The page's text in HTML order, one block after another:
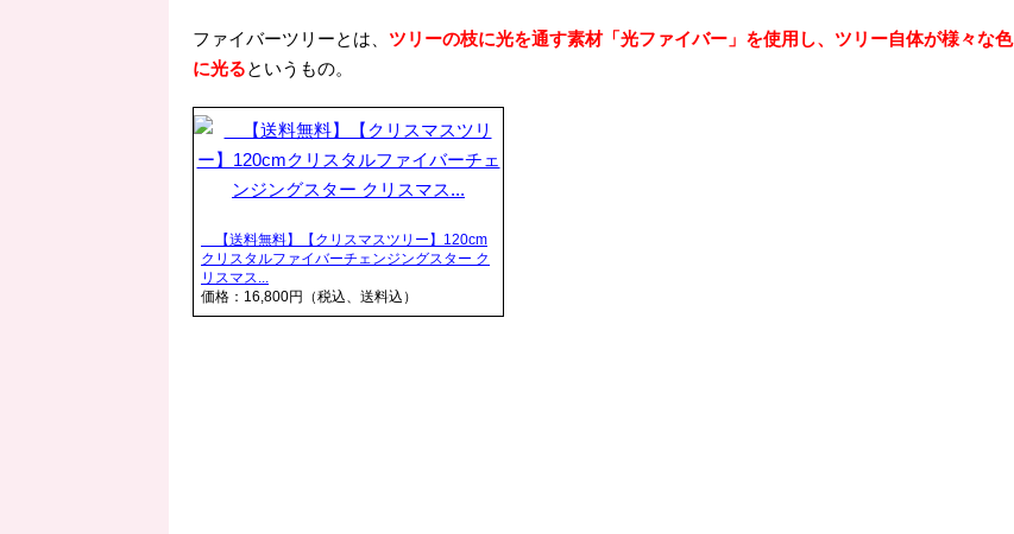
ファイバーツリーとは、 ツリーの枝に光を通す素材「光ファイバー」を使用し、ツリー自体が様々な色
に光るというもの。
【送料無料】【クリスマスツリー】120cm
クリスタルファイバーチェンジングスター ク
リスマス...
価格：16,800円（税込、送料込）